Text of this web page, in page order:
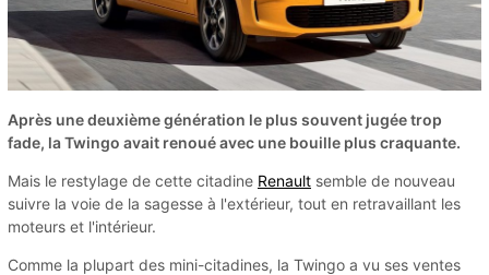
Après une deuxième génération le plus souvent jugée trop
fade, la Twingo avait renoué avec une bouille plus craquante.
Mais le restylage de cette citadine Renault semble de nouveau
suivre la voie de la sagesse à l'extérieur, tout en retravaillant les
moteurs et l'intérieur.
Comme la plupart des mini-citadines, la Twingo a vu ses ventes